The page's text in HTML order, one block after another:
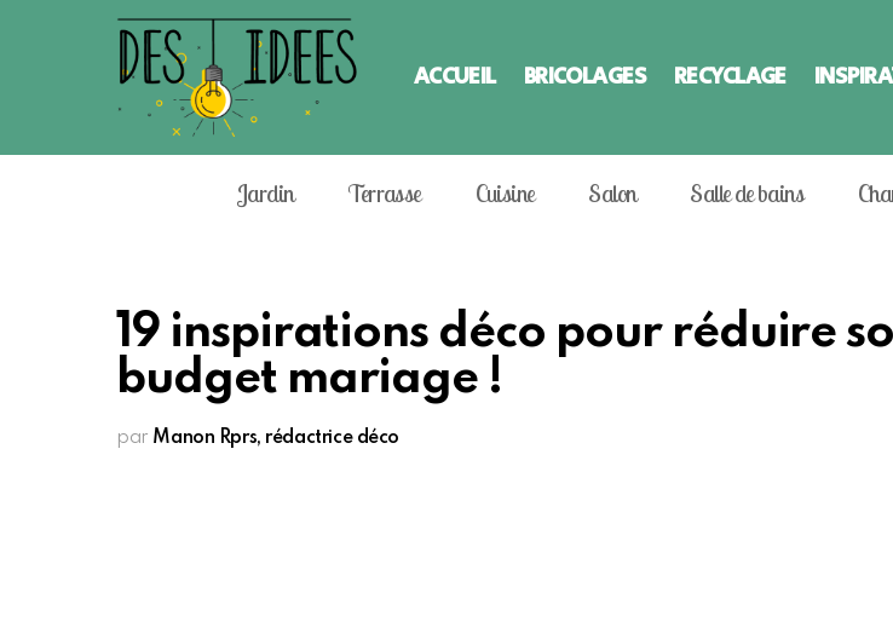
ACCUEIL BRICOLAGES RECYCLAGE
Jardin Terrasse Cuisine Salon Salle de bains
19 inspirations déco pour réduire
budget mariage !
par Manon Rprs, rédactrice déco